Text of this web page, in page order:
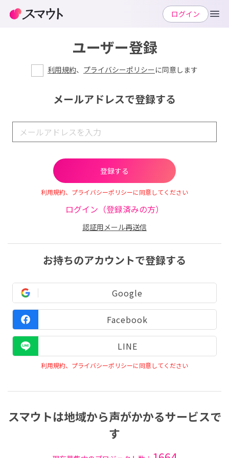
ユーザー登録
利用規約、 プライバシーポリシーに同意します
メールアドレスで登録する
利用規約、プライバシーポリシーに同意してください
ログイン（登録済みの方）
認証用メール再送信
お持ちのアカウントで登録する
Google
Facebook
LINE
利用規約、プライバシーポリシーに同意してください
スマウトは地域から声がかかるサービスで
す
ログイン